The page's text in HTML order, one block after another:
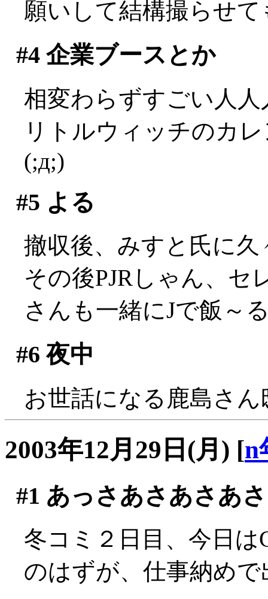
願いして結構撮らせ
#4企業ブースとか
相変わらずすごい人
リトルウィッチのカ
(;д;)
#5 よる
撤収後、みすと氏に
その後PJRしゃん、セ
さんも一緒にJで飯～
#6 夜中
お世話になる鹿島さ
2003年12月29日(月) [n
#1 あっさあさあさあ
冬コミ２日目、今日は
のはずが、仕事納め